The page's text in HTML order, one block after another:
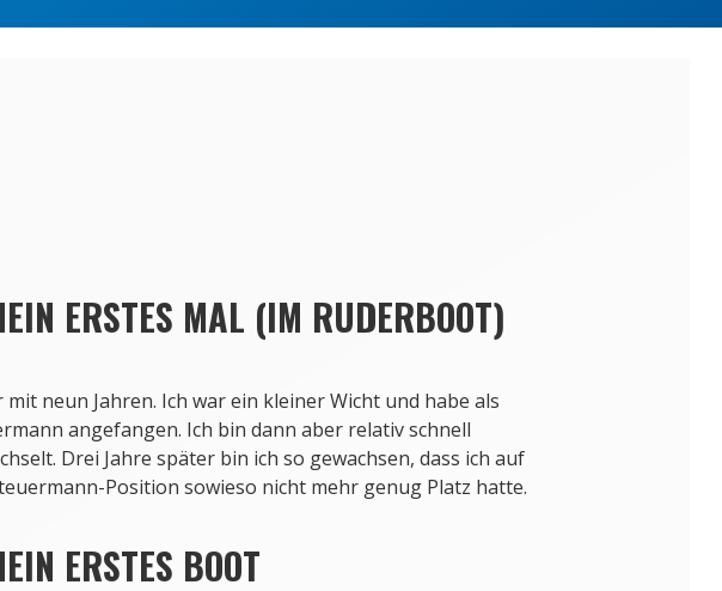
ERSTES MAL (IM RUDERBOOT)
mit neun Jahren. Ich war ein kleiner Wicht und habe als
angefangen. Ich bin dann aber relativ schnell
Drei Jahre später bin ich so gewachsen, dass ich auf
Position sowieso nicht mehr genug Platz hatte.
ERSTES BOOT